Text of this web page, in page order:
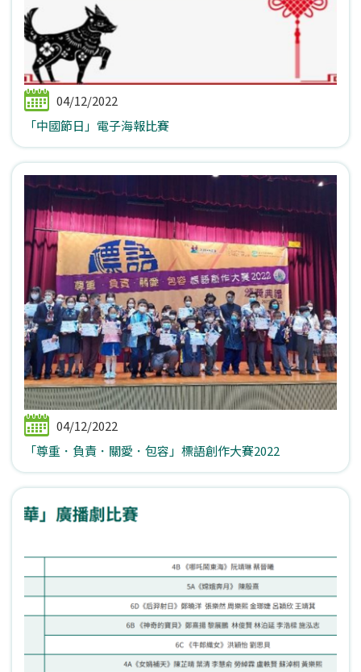
04/12/2022
「中國節日」電子海報比賽
04/12/2022
「尊重．負責．關愛．包容」標語創作大賽2022